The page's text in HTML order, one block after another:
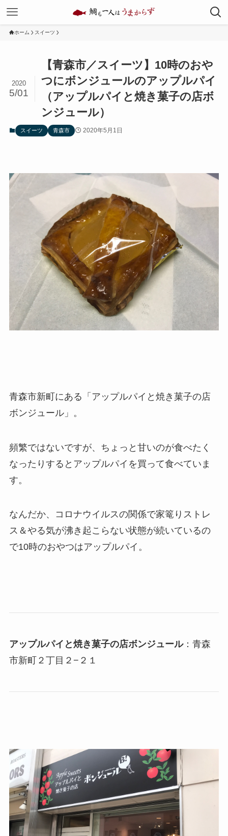
ホーム スイーツ
【青森市／スイーツ】10時のおや
つにボンジュールのアップルパイ
（アップルパイと焼き菓子の店ボ
ンジュール）
2020
5/01
スイーツ 青森市 2020年5月1日
青森市新町にある「アップルパイと焼き菓子の店
ボンジュール」。
頻繁ではないですが、ちょっと甘いのが食べたく
なったりするとアップルパイを買って食べていま
す。
なんだか、コロナウイルスの関係で家篭りストレ
ス＆やる気が沸き起こらない状態が続いているの
で10時のおやつはアップルパイ。
アップルパイと焼き菓子の店ボンジュール：青森
市新町２丁目２−２１